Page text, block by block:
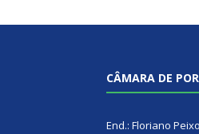
CÂMARA DE
End.: Floriano